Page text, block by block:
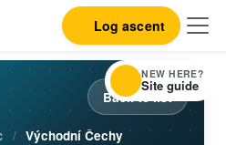
Log ascent
Back to list
/ Východní Čechy
NEW HERE?
Site guide